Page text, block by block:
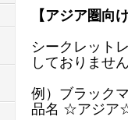
【アジア圏向
シークレット
しておりません
例）ブラック
品名 ☆アジア☆